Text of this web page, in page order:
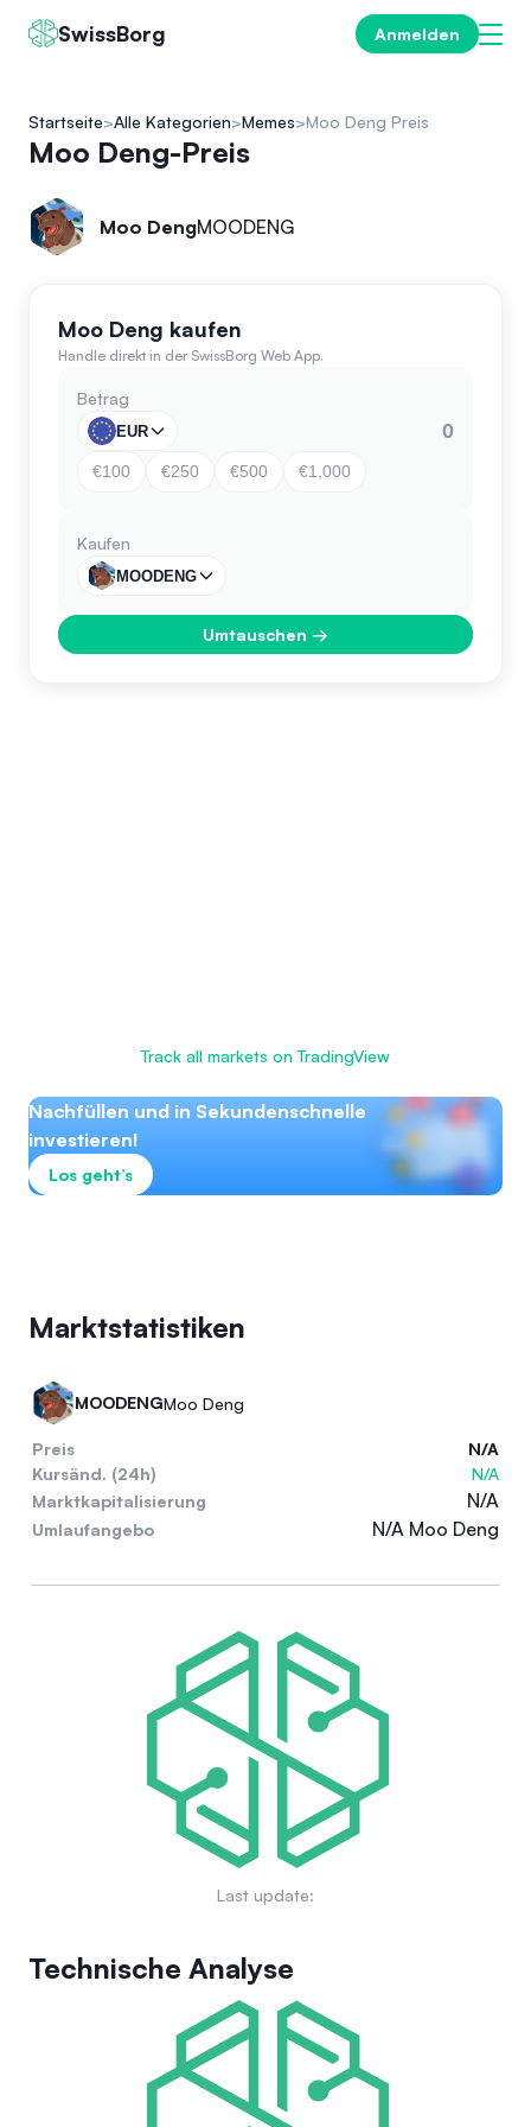
SwissBorg Anmelden
Startseite Alle Kategorien Memes Moo Deng Preis
Moo Deng-Preis
Moo DengMOODENG
Moo Deng kaufen
Handle direkt in der SwissBorg Web App.
Betrag
EUR
€100 €250 €500 €1,000
Kaufen
MOODENG
Umtauschen →
Track all markets on TradingView
Nachfüllen und in Sekundenschnelle
investieren!
Los geht’s
Marktstatistiken
MOODENGMoo Deng
Preis
N/A
Kursänd. (24h)
N/A
Marktkapitalisierung
N/A
Umlaufangebo N/A Moo Deng
Last update:
Technische Analyse